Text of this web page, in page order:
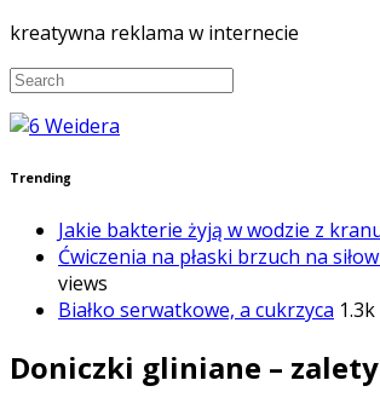
kreatywna reklama w internecie
Trending
Jakie bakterie żyją w wodzie z
Ćwiczenia na płaski brzuch na
views
Białko serwatkowe, a cukrzyca
Doniczki gliniane –